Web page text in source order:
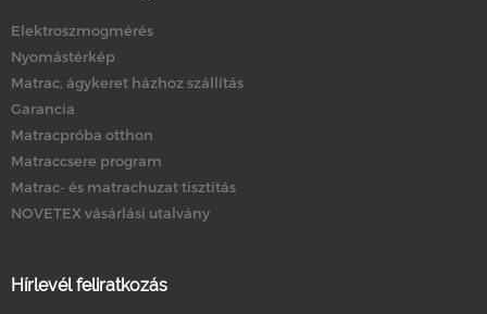
Elektroszmogmérés
Nyomástérkép
Matrac, ágykeret házhoz szállítás
Garancia
Matracpróba otthon
Matraccsere program
Matrac- és matrachuzat tisztítás
NOVETEX vásárlási utalvány
Hírlevél feliratkozás